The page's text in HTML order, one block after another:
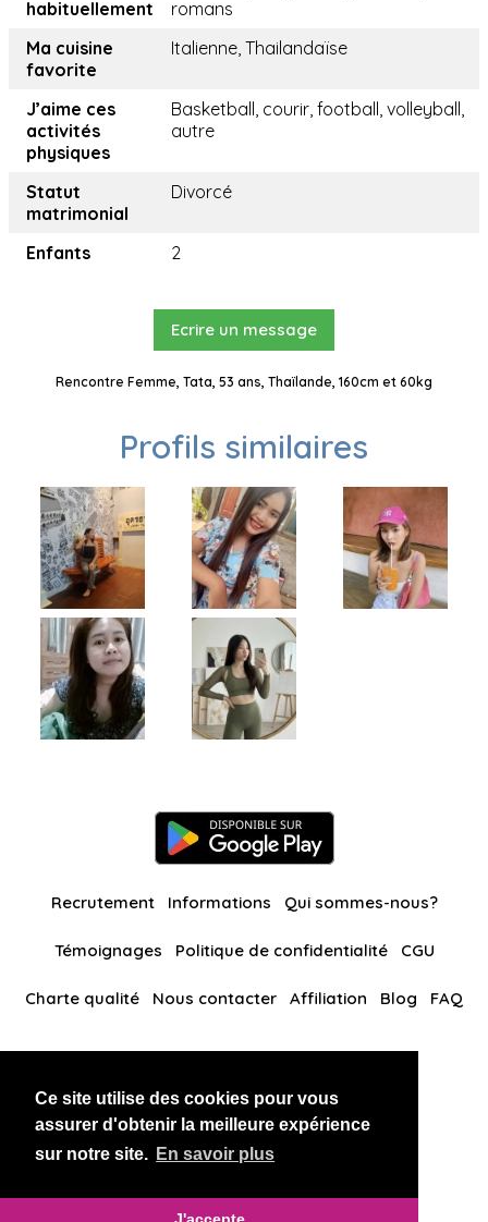
Ce site utilise des cookies pour vous
assurer d'obtenir la meilleure expérience
sur notre site. En savoir plus
habituellement
romans
Ma cuisine
favorite
Italienne, Thailandaïse
J’aime ces
activités
physiques
Basketball, courir, football, volleyball,
autre
Statut
matrimonial
Divorcé
Enfants 2
Ecrire un message
Rencontre Femme, Tata, 53 ans, Thaïlande, 160cm et 60kg
Profils similaires
Recrutement Informations Qui sommes-nous?
Témoignages Politique de confidentialité CGU
Charte qualité Nous contacter Affiliation Blog FAQ
BlackAndBeauties RussianKisses